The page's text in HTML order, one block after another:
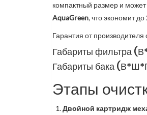
компактный размер и может
AquaGreen, что экономит до
Гарантия от производителя
Габариты фильтра
Габариты бака
Этапы
Двойной картридж